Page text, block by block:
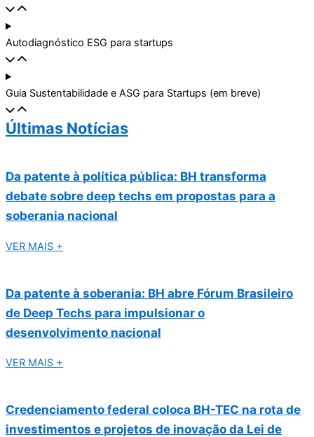
Autodiagnóstico ESG para startups
Guia Sustentabilidade e ASG para Startups (em breve)
Últimas Notícias
Da patente à política pública: BH transforma
debate sobre deep techs em propostas para a
soberania nacional
VER MAIS +
Da patente à soberania: BH abre Fórum Brasileiro
de Deep Techs para impulsionar o
desenvolvimento nacional
VER MAIS +
Credenciamento federal coloca BH-TEC na rota de
investimentos e projetos de inovação da Lei de